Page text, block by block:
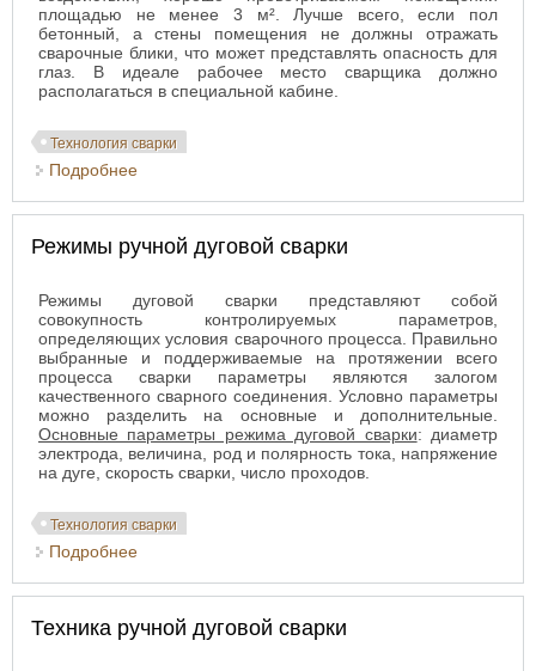
площадью не менее 3 м². Лучше всего, если пол
бетонный, а стены помещения не должны отражать
сварочные блики, что может представлять опасность для
глаз. В идеале рабочее место сварщика должно
располагаться в специальной кабине.
Технология сварки
Подробнее
Режимы ручной дуговой сварки
Режимы дуговой сварки представляют собой
совокупность контролируемых параметров,
определяющих условия сварочного процесса. Правильно
выбранные и поддерживаемые на протяжении всего
процесса сварки параметры являются залогом
качественного сварного соединения. Условно параметры
можно разделить на основные и дополнительные.
Основные параметры режима дуговой сварки: диаметр
электрода, величина, род и полярность тока, напряжение
на дуге, скорость сварки, число проходов.
Технология сварки
Подробнее
Техника ручной дуговой сварки